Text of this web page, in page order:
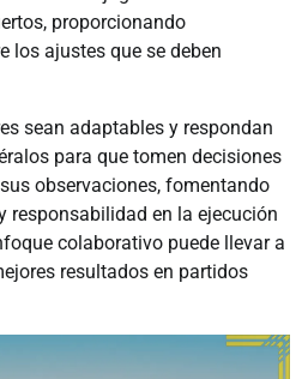
proporcionando
los ajustes que se deben
sean adaptables y respondan
para que tomen decisiones
observaciones, fomentando
responsabilidad en la ejecución
colaborativo puede llevar a
resultados en partidos